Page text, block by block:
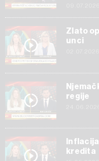
Zlato
unci
regije
kredita